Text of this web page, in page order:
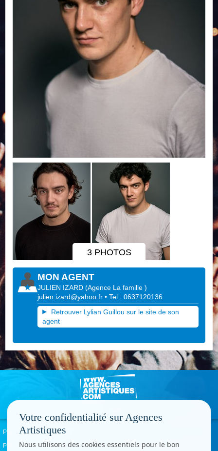
3 PHOTOS
MON AGENT
JULIEN IZARD (Agence La famille)
julien.izard@yahoo.fr • Tel : 0637120136
Retrouver Lylian Guillou sur le site de son
agent
Politique de confidentialité
Paramètres cookies
Votre confidentialité sur Agences
Artistiques
Nous utilisons des cookies essentiels pour le bon